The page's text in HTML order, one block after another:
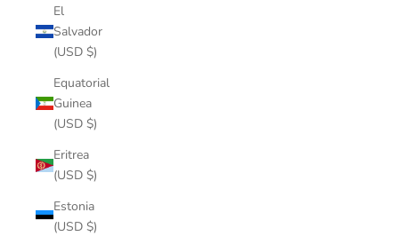
El
Salvador
(USD $)
Equatorial
Guinea
(USD $)
Eritrea
(USD $)
Estonia
(USD $)